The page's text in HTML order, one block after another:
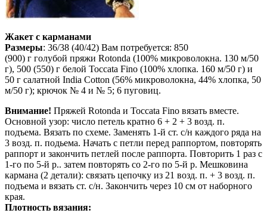
Жакет с карманами
Размеры: 36/38 (40/42) Вам потребуется: 850
(900) г голубой пряжи Rotonda (100% микроволокна. 130 м/50
г), 500 (550) г белой Toccata Fino (100% хлопка. 160 м/50 г) и
50 г салатной India Cotton (56% микроволокна, 44% хлопка, 50
м/50 г); крючок № 4 и № 5; 6 пуговиц.
Внимание! Пряжей Rotonda и Toccata Fino вязать вместе.
Основной узор: число петель кратно 6 + 2 + 3 возд. п.
подъема. Вязать по схеме. Заменять 1-й ст. с/н каждого ряда на
3 возд. п. подьема. Начать с петли перед раппортом, повторять
раппорт и закончить петлей после раппорта. Повторить 1 раз с
1-го по 5-й р.. затем повторять со 2-го по 5-й р. Мешковина
кармана (2 детали): связать цепочку из 21 возд. п. + 3 возд. п.
подъема и вязать ст. с/н. Закончить через 10 см от наборного
края.
Плотность вязания: